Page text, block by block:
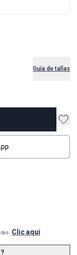
Guía de tallas
Clic aquí